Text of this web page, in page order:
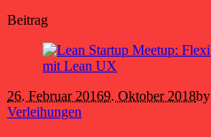
Beitrag
26. Februar 20169. Oktober 2018by
Verleihungen